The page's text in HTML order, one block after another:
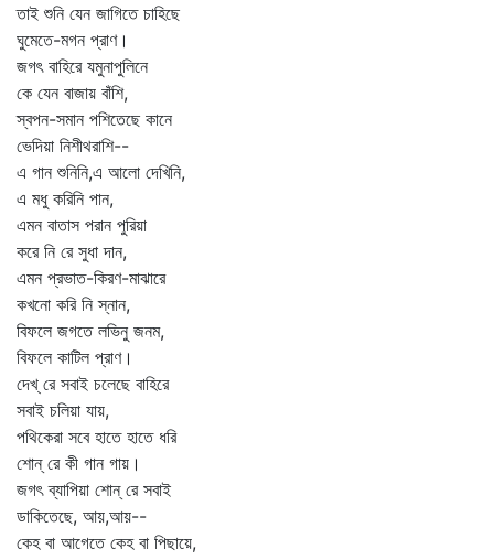
তাই শুনি যেন জাগিতে চাহিছে
ঘুমেতে-মগন প্রাণ।
জগৎ বাহিরে যমুনাপুলিনে
কে যেন বাজায় বাঁশি,
স্বপন-সমান পশিতেছে কানে
ভেদিয়া নিশীথরাশি--
এ গান শুনিনি,এ আলো দেখিনি,
এ মধু করিনি পান,
এমন বাতাস পরান পুরিয়া
করে নি রে সুধা দান,
এমন প্রভাত-কিরণ-মাঝারে
কখনো করি নি স্নান,
বিফলে জগতে লভিনু জনম,
বিফলে কাটিল প্রাণ।
দেখ্‌ রে সবাই চলেছে বাহিরে
সবাই চলিয়া যায়,
পথিকেরা সবে হাতে হাতে ধরি
শোন্‌ রে কী গান গায়।
জগৎ ব্যাপিয়া শোন্‌ রে সবাই
ডাকিতেছে, আয়,আয়--
কেহ বা আগেতে কেহ বা পিছায়ে,